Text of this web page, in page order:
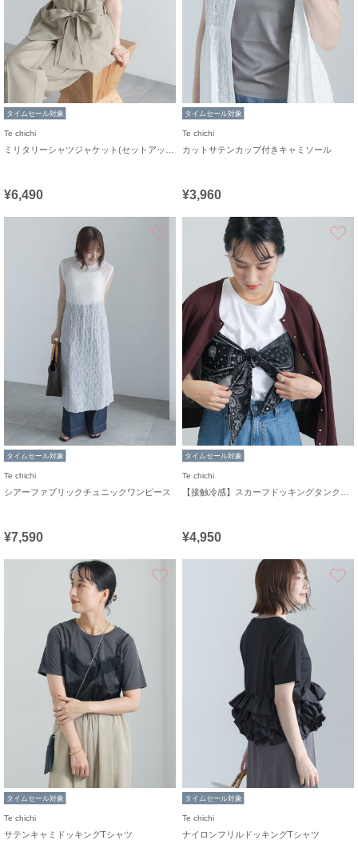
タイムセール対象
Te chichi
¥6,490
タイムセール対象
Te chichi
カットサテンカップ付きキャミソール
¥3,960
タイムセール対象
Te chichi
シアーファブリックチュニックワンピース
¥7,590
タイムセール対象
Te chichi
¥4,950
タイムセール対象
Te chichi
サテンキャミドッキングTシャツ
タイムセール対象
Te chichi
ナイロンフリルドッキングTシャツ